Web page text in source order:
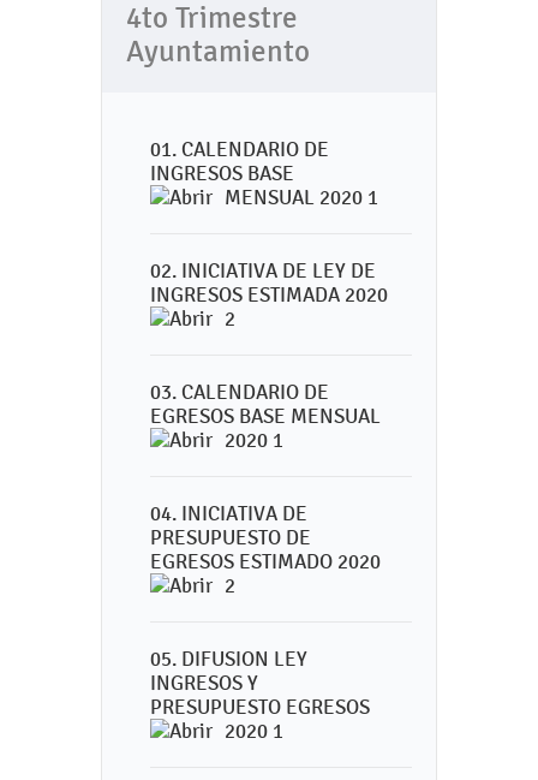
4to Trimestre
Ayuntamiento
01. CALENDARIO DE
INGRESOS BASE
MENSUAL 2020 1
02. INICIATIVA DE LEY DE
INGRESOS ESTIMADA 2020
2
03. CALENDARIO DE
EGRESOS BASE MENSUAL
2020 1
04. INICIATIVA DE
PRESUPUESTO DE
EGRESOS ESTIMADO 2020
2
05. DIFUSION LEY
INGRESOS Y
PRESUPUESTO EGRESOS
2020 1